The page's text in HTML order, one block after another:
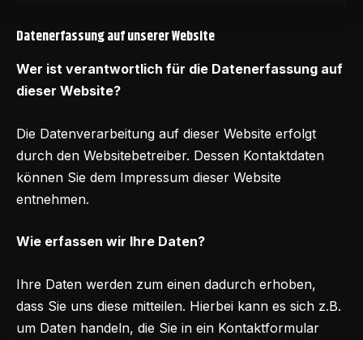
Datenerfassung auf unserer Website
Wer ist verantwortlich für die Datenerfassung auf
dieser Website?
Die Datenverarbeitung auf dieser Website erfolgt
durch den Websitebetreiber. Dessen Kontaktdaten
können Sie dem Impressum dieser Website
entnehmen.
Wie erfassen wir Ihre Daten?
Ihre Daten werden zum einen dadurch erhoben,
dass Sie uns diese mitteilen. Hierbei kann es sich z.B.
um Daten handeln, die Sie in ein Kontaktformular